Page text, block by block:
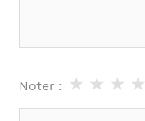
Noter : ★
★
★
★